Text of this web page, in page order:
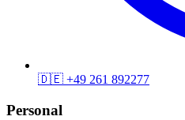
🇩🇪 +49 261 892277
Personal